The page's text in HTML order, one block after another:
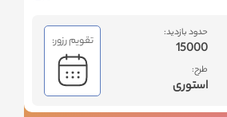
حدود بازدید:
15000
طرح:
استوری
تقویم رزور: